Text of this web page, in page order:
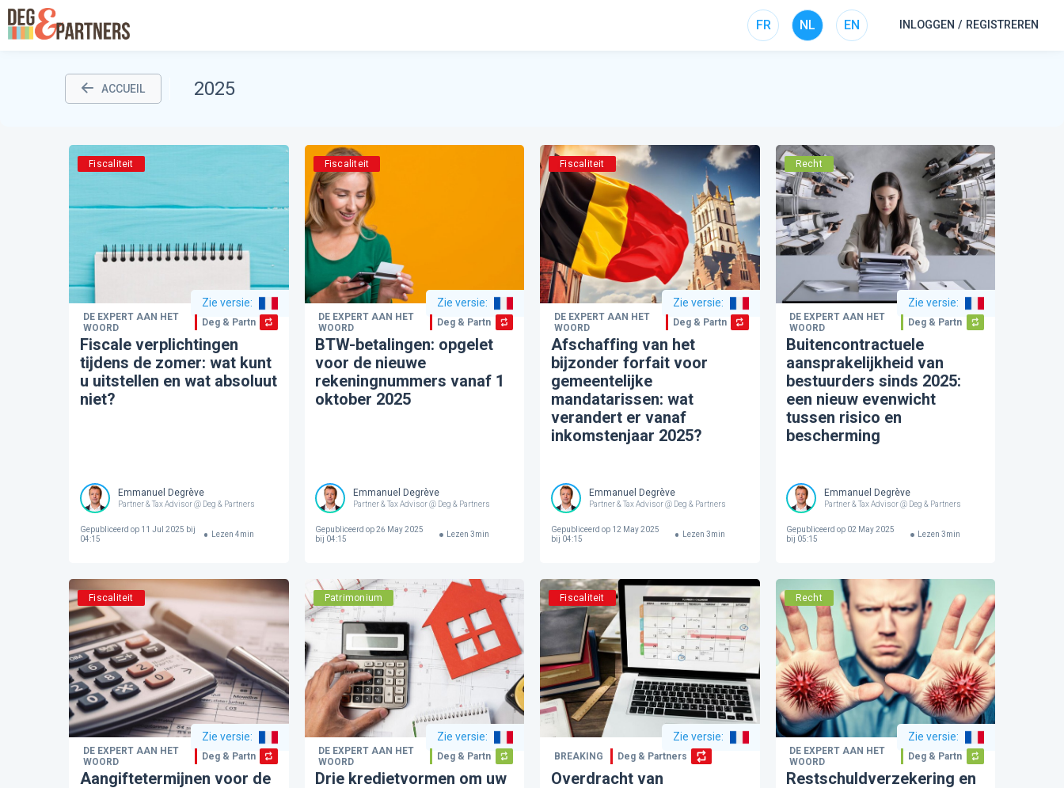
FR NL EN INLOGGEN / REGISTREREN
ACCUEIL 2025
Fiscaliteit
Zie versie:
DE EXPERT AAN HET
WOORD
Deg & Partners
Fiscale verplichtingen
tijdens de zomer: wat kunt
u uitstellen en wat absoluut
niet?
Emmanuel Degrève
Partner & Tax Advisor @ Deg & Partners
Gepubliceerd op11 Jul 2025 bij
04:15
Lezen 4min
Fiscaliteit
Zie versie:
DE EXPERT AAN HET
WOORD
Deg & Partners
BTW-betalingen: opgelet
voor de nieuwe
rekeningnummers vanaf 1
oktober 2025
Emmanuel Degrève
Partner & Tax Advisor @ Deg & Partners
Gepubliceerd op26 May 2025
bij 04:15
Lezen 3min
Fiscaliteit
Zie versie:
DE EXPERT AAN HET
WOORD
Deg & Partners
Afschaffing van het
bijzonder forfait voor
gemeentelijke
mandatarissen: wat
verandert er vanaf
inkomstenjaar 2025?
Emmanuel Degrève
Partner & Tax Advisor @ Deg & Partners
Gepubliceerd op12 May 2025
bij 04:15
Lezen 3min
Recht
Zie versie:
DE EXPERT AAN HET
WOORD
Deg & Partners
Buitencontractuele
aansprakelijkheid van
bestuurders sinds 2025:
een nieuw evenwicht
tussen risico en
bescherming
Emmanuel Degrève
Partner & Tax Advisor @ Deg & Partners
Gepubliceerd op 02 May 2025
bij 05:15
Lezen 3min
Fiscaliteit
Zie versie:
DE EXPERT AAN HET
WOORD
Deg & Partners
Aangiftetermijnen voor de
Patrimonium
Zie versie:
DE EXPERT AAN HET
WOORD
Deg & Partners
Drie kredietvormen om uw
Fiscaliteit
Zie versie:
BREAKING Deg & Partners
Overdracht van
Recht
Zie versie:
DE EXPERT AAN HET
WOORD
Deg & Partners
Restschuldverzekering en